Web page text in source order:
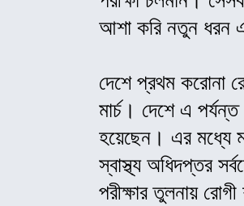
আশা করি নতুন ধরন
দেশে প্রথম করোনা
মার্চ। দেশে এ
হয়েছেন। এর মধ্যে
স্বাস্থ্য অধিদপ্তর
পরীক্ষার তুলনায়